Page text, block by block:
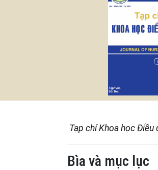
Tạp chí Khoa học
Bìa và mục lục